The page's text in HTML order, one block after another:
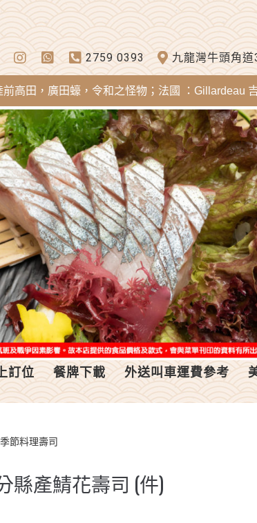
2759 0393 九龍灣牛頭角
田蠔，令和之怪物；法國 ：Gillardeau 吉拉多
訂位 餐牌下載 外送叫車運費參考
季節料理壽司
縣產鯖花壽司 (件)